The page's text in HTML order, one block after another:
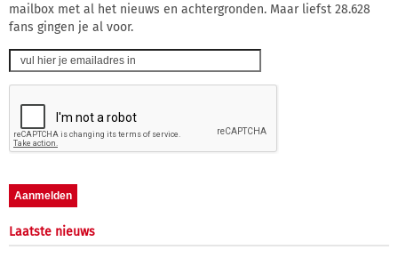
mailbox met al het nieuws en achtergronden. Maar liefst 28.628
fans gingen je al voor.
Laatste nieuws